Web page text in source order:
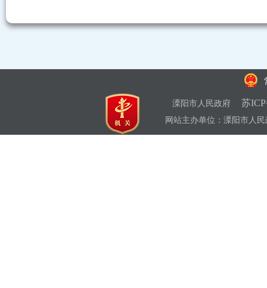
溧阳市人民政府 苏
网站主办单位：溧阳市人